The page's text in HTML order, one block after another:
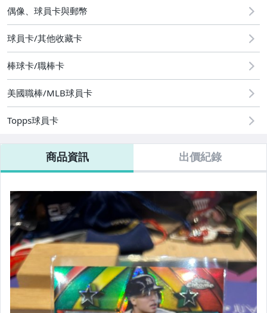
偶像、球員卡與郵幣
偶像、球員卡與郵幣
球員卡/其他收藏卡
棒球卡/職棒卡
美國職棒/MLB球員卡
Topps球員卡
商品資訊 出價紀錄